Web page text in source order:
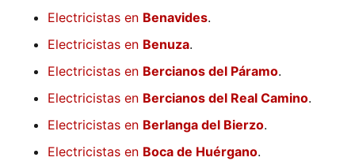
Electricistas en Benavides.
Electricistas en Benuza.
Electricistas en Bercianos del Páramo.
Electricistas en Bercianos del Real Camino.
Electricistas en Berlanga del Bierzo.
Electricistas en Boca de Huérgano.